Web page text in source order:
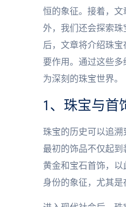
恒的象征。接着，
外，我们还会探索
后，文章将介绍珠
要作用。通过这些
为深刻的珠宝世界。
1、珠宝与首
珠宝的历史可以追
最初的饰品不仅起
黄金和宝石首饰，
身份的象征，尤其是